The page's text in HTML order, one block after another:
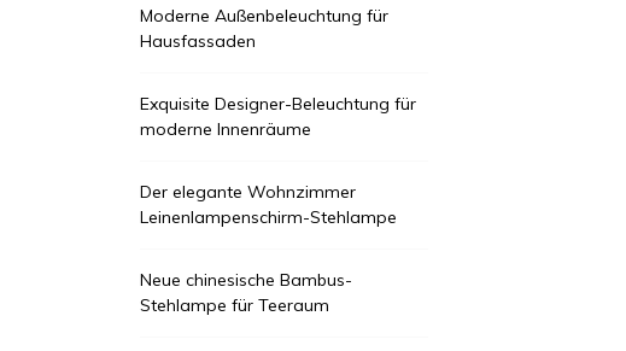
Moderne Außenbeleuchtung für
Hausfassaden
Exquisite Designer-Beleuchtung für
moderne Innenräume
Der elegante Wohnzimmer
Leinenlampenschirm-Stehlampe
Neue chinesische Bambus-
Stehlampe für Teeraum